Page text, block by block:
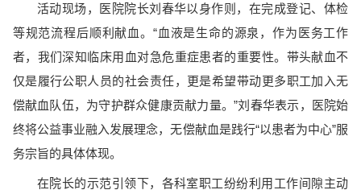
活动现场，医院院长刘春华以身作则，在完成登记、体检
等规范流程后顺利献血。“血液是生命的源泉，作为医务工作
者，我们深知临床用血对急危重症患者的重要性。带头献血不
仅是履行公职人员的社会责任，更是希望带动更多职工加入无
偿献血队伍，为守护群众健康贡献力量。”刘春华表示，医院始
终将公益事业融入发展理念，无偿献血是践行“以患者为中心”服
务宗旨的具体体现。
在院长的示范引领下，各科室职工纷纷利用工作间隙主动